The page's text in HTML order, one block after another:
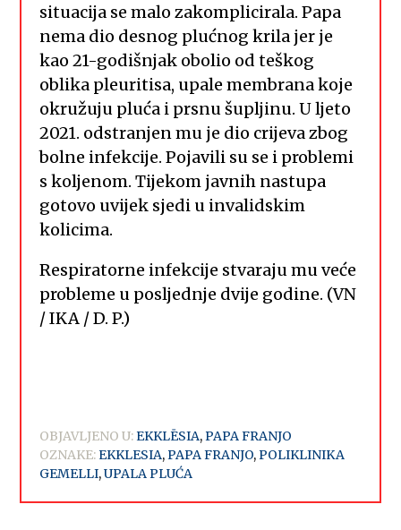
situacija se malo zakomplicirala. Papa
nema dio desnog plućnog krila jer je
kao 21-godišnjak obolio od teškog
oblika pleuritisa, upale membrana koje
okružuju pluća i prsnu šupljinu. U ljeto
2021. odstranjen mu je dio crijeva zbog
bolne infekcije. Pojavili su se i problemi
s koljenom. Tijekom javnih nastupa
gotovo uvijek sjedi u invalidskim
kolicima.
Respiratorne infekcije stvaraju mu veće
probleme u posljednje dvije godine. (VN
/ IKA / D. P.)
OBJAVLJENO U:EKKLĒSIA,PAPA FRANJO
OZNAKE:EKKLESIA,PAPA FRANJO,POLIKLINIKA
GEMELLI,UPALA PLUĆA